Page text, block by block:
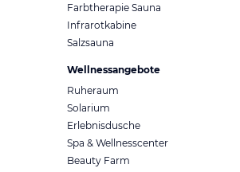
Farbtherapie Sauna
Infrarotkabine
Salzsauna
Wellnessangebote
Ruheraum
Solarium
Erlebnisdusche
Spa & Wellnesscenter
Beauty Farm